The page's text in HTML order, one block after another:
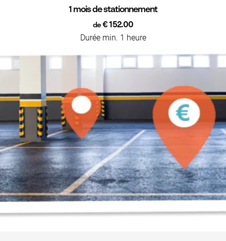
1 mois de stationnement
de € 152.00
Durée min. 1 heure